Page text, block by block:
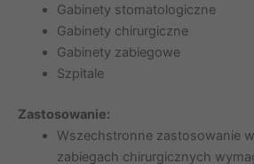
Gabinety stomatologiczne
Gabinety chirurgiczne
Gabinety zabiegowe
Szpitale
Zastosowanie:
Wszechstronne zastosowanie
zabiegach chirurgicznych